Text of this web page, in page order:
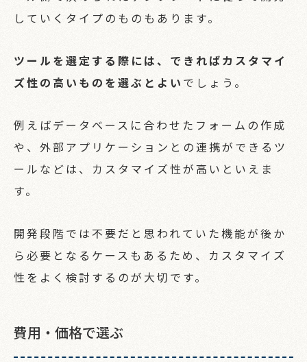
していくタイプのものもあります。
ツールを選定する際には、できればカスタマイ
ズ性の高いものを選ぶとよい でしょう。
例えばデータベースに合わせたフォームの作成
や、外部アプリケーションとの連携ができるツ
ールなどは、カスタマイズ性が高いといえま
す。
開発段階では不要だと思われていた機能が後か
ら必要となるケースもあるため、カスタマイズ
性をよく検討するのが大切です。
費用・価格で選ぶ